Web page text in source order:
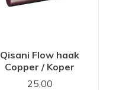
Qisani Flow haak
Copper / Koper
25,00